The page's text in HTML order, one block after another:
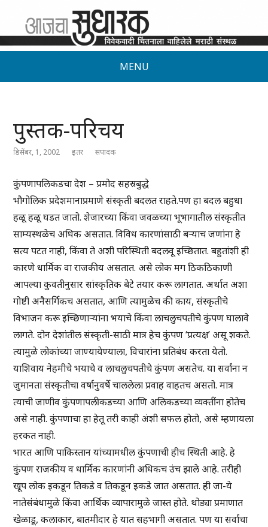
MENU
पुस्तक-परिचय
डिसेंबर, 1, 2002 इतर संपादक
कुंपणापलिकडचा देश – प्रमोद सहस्रबुद्धे
भौगोलिक प्रदेशमानाप्रमाणे संस्कृती बदलत राहते.पण हा बदल बहुधा
हळू हळू घडत जातो. शेजारच्या किंवा जवळच्या भूभागातील संस्कृतीत
साम्यस्थळेच अधिक असतात. विविध कारणांसाठी बऱ्याच जणांना हे
सत्य पटत नाही, किंवा ते अशी परिस्थिती बदलवू इच्छितात. बहुतांशी ही
कारणे धार्मिक वा राजकीय असतात. असे लोक मग ठिकठिकाणी
आपल्या कुवतीनुसार सांस्कृतिक बेटे तयार करू लागतात. अर्थात अशा
गोष्टी अनैसर्गिकच असतात, आणि त्यामुळेच की काय, संस्कृतीचे
विभाजन करू इच्छिणाऱ्यांना भयाचे किंवा लाचलुचपतीचे कुंपण घालावे
लागते. दोन देशांतील संस्कृती-साठी मात्र हेच कुंपण ‘प्रत्यक्ष’ असू शकते.
त्यामुळे लोकांच्या जाण्यायेण्याला, विचारांना प्रतिबंध करता येतो.
याशिवाय नेहमीचे भयाचे व लाचलुचपतीचे कुंपण असतेच. या सर्वांना न
जुमानता संस्कृतीचा वर्षानुवर्षे चाललेला प्रवाह वाहतच असतो. मात्र
त्याची जाणीव कुंपणापलीकडच्या आणि अलिकडच्या व्यक्तींना होतेच
असे नाही. कुंपणाचा हा हेतू तरी काही अंशी सफल होतो, असे म्हणायला
हरकत नाही.
भारत आणि पाकिस्तान यांच्यामधील कुंपणाची हीच स्थिती आहे. हे
कुंपण राजकीय व धार्मिक कारणांनी अधिकच उंच झाले आहे. तरीही
खूप लोक इकडून तिकडे व तिकडून इकडे जात असतात. ही जा-ये
नातेसंबंधामुळे किंवा आर्थिक व्यापारामुळे जास्त होते. थोड्या प्रमाणात
खेळाडू, कलाकार, बातमीदार हे यात सहभागी असतात. पण या सर्वांचा